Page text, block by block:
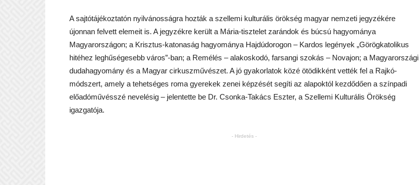
A sajtótájékoztatón nyilvánosságra hozták a szellemi kulturális örökség magyar nemzeti jegyzékére
újonnan felvett elemeit is. A jegyzékre került a Mária-tisztelet zarándok és búcsú hagyománya
Magyarországon; a Krisztus-katonaság hagyománya Hajdúdorogon – Kardos legények „Görögkatolikus
hitéhez leghűségesebb város”-ban; a Remélés – alakoskodó, farsangi szokás – Novajon; a Magyarországi
dudahagyomány és a Magyar cirkuszművészet. A jó gyakorlatok közé ötödikként vették fel a Rajkó-
módszert, amely a tehetséges roma gyerekek zenei képzését segíti az alapoktól kezdődően a színpadi
előadóművésszé nevelésig – jelentette be Dr. Csonka-Takács Eszter, a Szellemi Kulturális Örökség
igazgatója.
- Hirdetés -